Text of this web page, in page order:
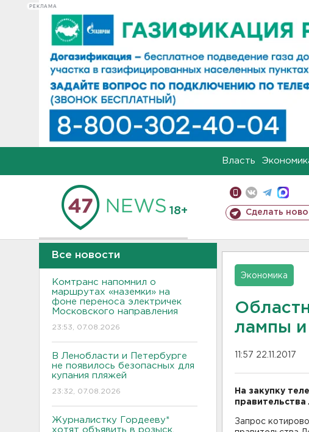
РЕКЛАМА
Власть
18+ Сделать
Все новости
Комтранс напомнил о
маршрутах «наземки» на
фоне переноса электричек
Московского направления
23:53, 07.08.2026
В Ленобласти и Петербурге
не появилось безопасных для
купания пляжей
23:32, 07.08.2026
Журналистку Гордееву*
хотят объявить в розыск.
Экономика
лампы и
11:57 22.11.2017
На закупку
Запрос